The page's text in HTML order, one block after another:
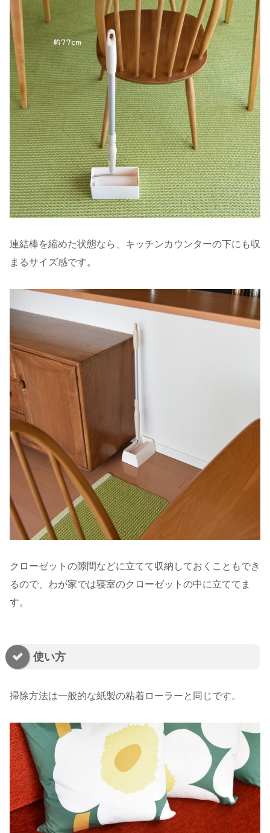
連結棒を縮めた状態なら、キッチンカウンターの下にも収
まるサイズ感です。
クローゼットの隙間などに立てて収納しておくこともでき
るので、わが家では寝室のクローゼットの中に立ててま
す。
使い方
掃除方法は一般的な紙製の粘着ローラーと同じです。